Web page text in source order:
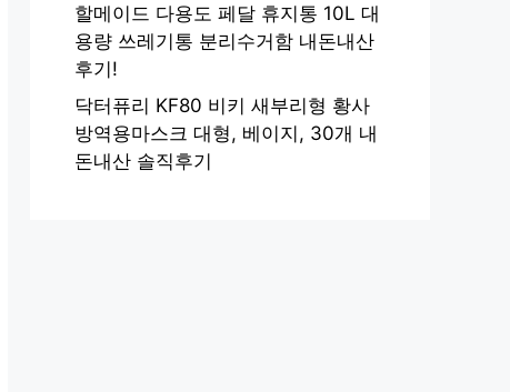
할메이드 다용도 페달 휴지통 10L 대
용량 쓰레기통 분리수거함 내돈내산
후기!
닥터퓨리 KF80 비키 새부리형 황사
방역용마스크 대형, 베이지, 30개 내
돈내산 솔직후기